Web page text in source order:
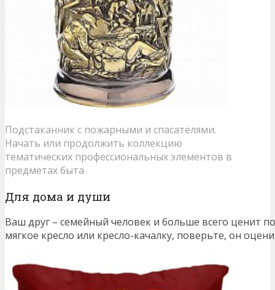
Подстаканник с пожарными и спасателями.
Начать или продолжить коллекцию
тематических профессиональных элементов в
предметах быта
Для дома и души
Ваш друг – семейный человек и больше всего ценит
мягкое кресло или кресло-качалку, поверьте, он